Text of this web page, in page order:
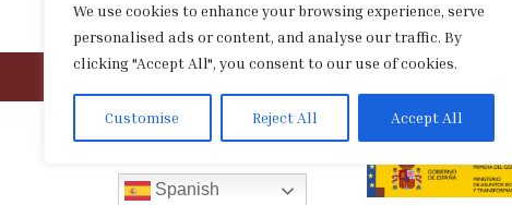
We use cookies to enhance your browsing experience, serve
personalised ads or content, and analyse our traffic. By
clicking "Accept All", you consent to our use of cookies.
Customise Reject All Accept All
Spanish